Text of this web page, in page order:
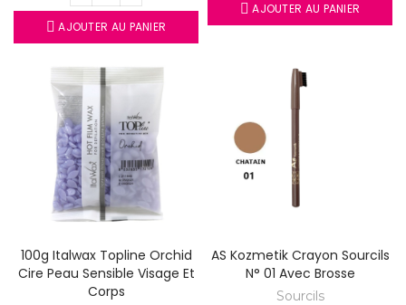
AJOUTER AU PANIER
AJOUTER AU PANIER
100g Italwax Topline Orchid
Cire Peau Sensible Visage Et
Corps
AS Kozmetik Crayon Sourcils
N° 01 Avec Brosse
Sourcils